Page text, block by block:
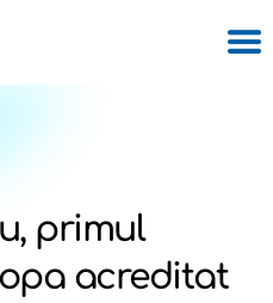
primul
acreditat